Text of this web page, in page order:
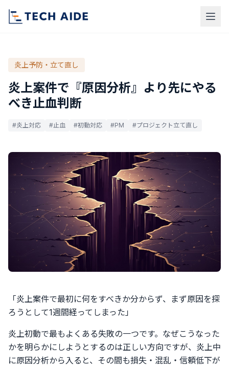
炎上予防・立て直し
炎上案件で『原因分析』より先にやる
べき止血判断
#炎上対応 #止血 #初動対応 #PM #プロジェクト立て直し
「炎上案件で最初に何をすべきか分からず、まず原因を探
ろうとして1週間経ってしまった」
炎上初動で最もよくある失敗の一つです。なぜこうなった
かを明らかにしようとするのは正しい方向ですが、炎上中
に原因分析から入ると、その間も損失・混乱・信頼低下が